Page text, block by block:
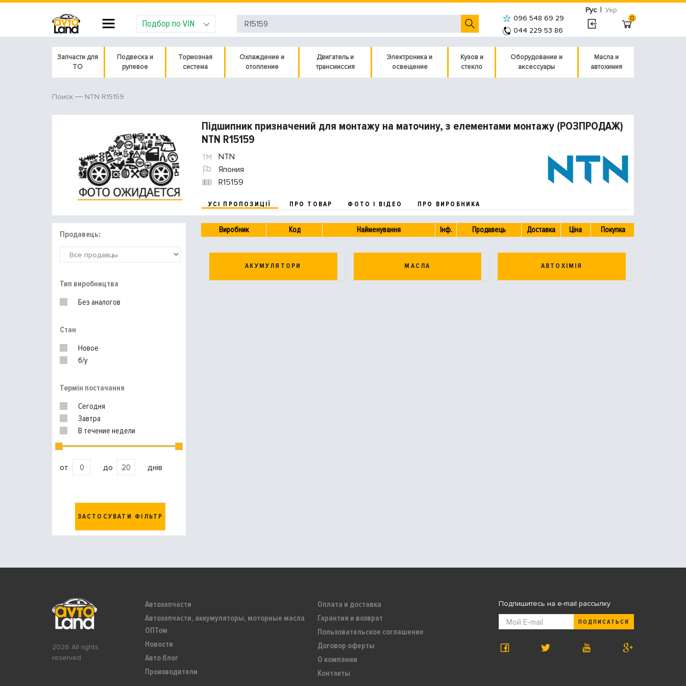
Рус | Укр
Подбор по VIN
096 548 69 29
044 229 53 86
0
Запчасти для
ТО
Подвеска и
рулевое
Тормозная
система
Охлаждение и
отопление
Двигатель и
трансмиссия
Электроника и
освещение
Кузов и
стекло
Оборудование и
аксессуары
Масла и
автохимия
Поиск NTN R15159
Підшипник призначений для монтажу на маточину, з елементами монтажу (РОЗПРОДАЖ)
NTN R15159
NTN
Япония
R15159
УСІ ПРОПОЗИЦІЇ ПРО ТОВАР ФОТО І ВІДЕО ПРО ВИРОБНИКА
Продавець:
Тип виробництва
Без аналогов
Стан
Новое
б/у
Термін постачання
Сегодня
Завтра
В течение недели
от до днів
ЗАСТОСУВАТИ ФІЛЬТР
Виробник Код Найменування Інф. Продавець Доставка Ціна Покупка
АКУМУЛЯТОРИ МАСЛА АВТОХІМІЯ
2026 All rights
reserved
Автозапчасти
Автозапчасти, аккумуляторы, моторные масла
ОПТом
Новости
Авто блог
Производители
Оплата и доставка
Гарантия и возврат
Пользовательское соглашение
Договор оферты
О компании
Контакты
Подпишитесь на e-mail рассылку
ПОДПИСАТЬСЯ